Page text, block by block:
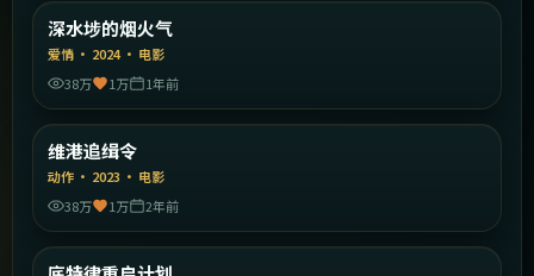
精选
深水埗的烟火气
爱情 · 2024· 电影
38万
1万 1年前
精选
维港追缉令
动作 · 2023 · 电影
38万
1万 2年前
精选